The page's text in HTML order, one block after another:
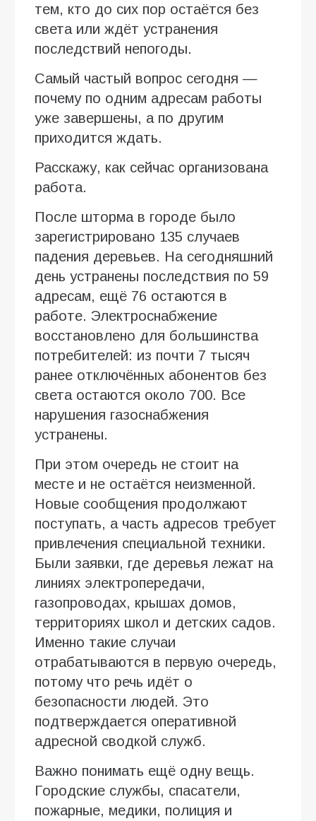
тем, кто до сих пор остаётся без
света или ждёт устранения
последствий непогоды.
Самый частый вопрос сегодня —
почему по одним адресам работы
уже завершены, а по другим
приходится ждать.
Расскажу, как сейчас организована
работа.
После шторма в городе было
зарегистрировано 135 случаев
падения деревьев. На сегодняшний
день устранены последствия по 59
адресам, ещё 76 остаются в
работе. Электроснабжение
восстановлено для большинства
потребителей: из почти 7 тысяч
ранее отключённых абонентов без
света остаются около 700. Все
нарушения газоснабжения
устранены.
При этом очередь не стоит на
месте и не остаётся неизменной.
Новые сообщения продолжают
поступать, а часть адресов требует
привлечения специальной техники.
Были заявки, где деревья лежат на
линиях электропередачи,
газопроводах, крышах домов,
территориях школ и детских садов.
Именно такие случаи
отрабатываются в первую очередь,
потому что речь идёт о
безопасности людей. Это
подтверждается оперативной
адресной сводкой служб.
Важно понимать ещё одну вещь.
Городские службы, спасатели,
пожарные, медики, полиция и